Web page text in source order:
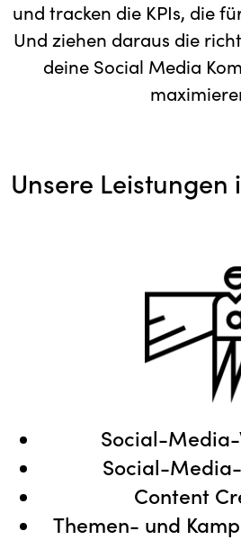
und tracken die KPIs, die
Und ziehen daraus die
deine Social Media
Unsere Leistungen
Social-Media-
Social-
Content
Themen- und